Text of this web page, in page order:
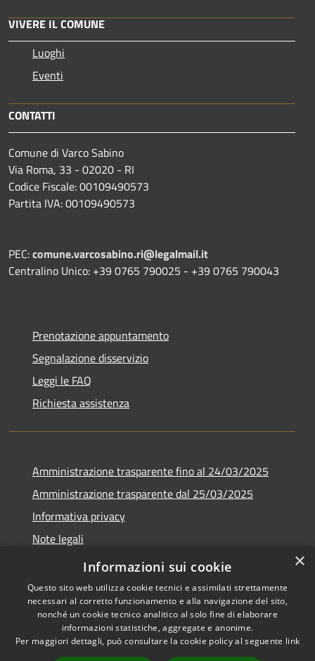
VIVERE IL COMUNE
Luoghi
Eventi
CONTATTI
Comune di Varco Sabino
Via Roma, 33 - 02020 - RI
Codice Fiscale: 00109490573
Partita IVA: 00109490573
PEC:comune.varcosabino.ri@legalmail.it
Centralino Unico: +39 0765 790025 - +39 0765 790043
Prenotazione appuntamento
Segnalazione disservizio
Leggi le FAQ
Richiesta assistenza
Amministrazione trasparente fino al 24/03/2025
Amministrazione trasparente dal 25/03/2025
Informativa privacy
Note legali
Dichiarazione di accessibilità
Accessibilità
Copyright © 2026 • Comune di
Varco Sabino • Powered by
×
Informazioni sui cookie
Questo sito web utilizza cookie tecnici e assimilati strettamente
necessari al corretto funzionamento e alla navigazione del sito,
nonché un cookie tecnico analitico al solo fine di elaborare
informazioni statistiche, aggregate e anonime.
Per maggiori dettagli, può consultare la cookie policy al seguente link